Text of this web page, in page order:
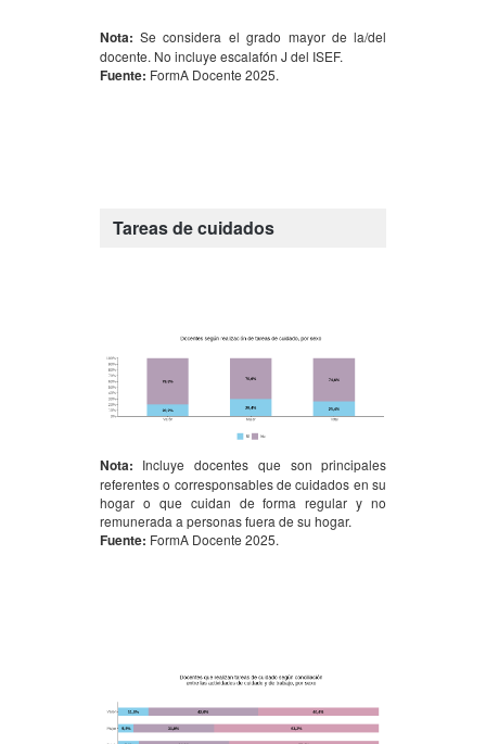
Nota: Se considera el grado mayor de la/del
docente. No incluye escalafón J del ISEF.
Fuente: FormA Docente 2025.
Tareas de cuidados
Nota: Incluye docentes que son principales
referentes o corresponsables de cuidados en su
hogar o que cuidan de forma regular y no
remunerada a personas fuera de su hogar.
Fuente: FormA Docente 2025.